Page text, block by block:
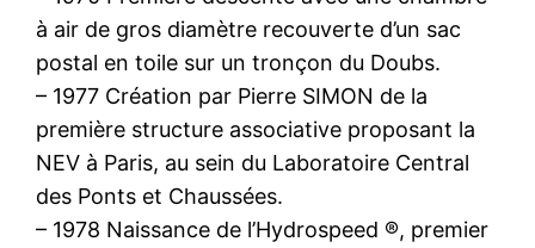
à air de gros diamètre recouverte d’un sac
postal en toile sur un tronçon du Doubs.
– 1977 Création par Pierre SIMON de la
première structure associative proposant la
NEV à Paris, au sein du Laboratoire Central
des Ponts et Chaussées.
– 1978 Naissance de l’Hydrospeed ®, premier